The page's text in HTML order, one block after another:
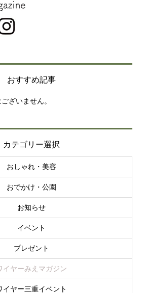
おすすめ記事
ざいません。
カテゴリー選択
おしゃれ・美容
おでかけ・公園
お知らせ
イベント
プレゼント
イヤーみえマガジン
イヤー三重イベント